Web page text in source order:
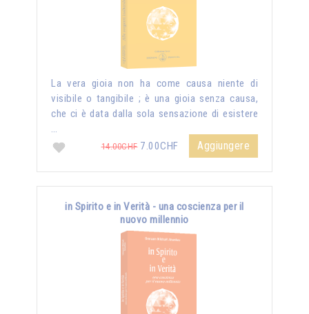
La vera gioia non ha come causa niente di
visibile o tangibile ; è una gioia senza causa,
che ci è data dalla sola sensazione di esistere
…
14.00CHF7.00CHF Aggiungere
in Spirito e in Verità - una coscienza per il
nuovo millennio